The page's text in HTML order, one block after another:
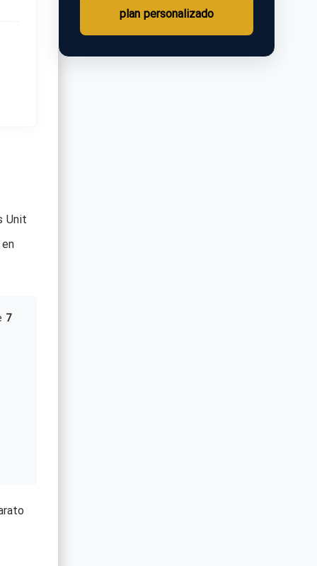
Unit
7
plan personalizado